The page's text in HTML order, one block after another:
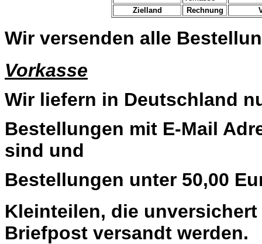
Zielland Rechnung
Wir versenden alle
Vorkasse
Wir liefern in Deutschland
Bestellungen mit E-Mail
sind und
Bestellungen unter 50,00
Kleinteilen, die
Briefpost versandt werden.